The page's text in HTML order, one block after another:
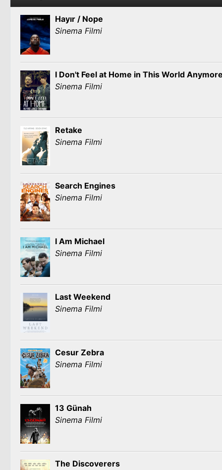
Hayır / Nope
Sinema Filmi
I Don't Feel at Home in This World
Sinema Filmi
Retake
Sinema Filmi
Search Engines
Sinema Filmi
I Am Michael
Sinema Filmi
Last Weekend
Sinema Filmi
Cesur Zebra
Sinema Filmi
13 Günah
Sinema Filmi
The Discoverers